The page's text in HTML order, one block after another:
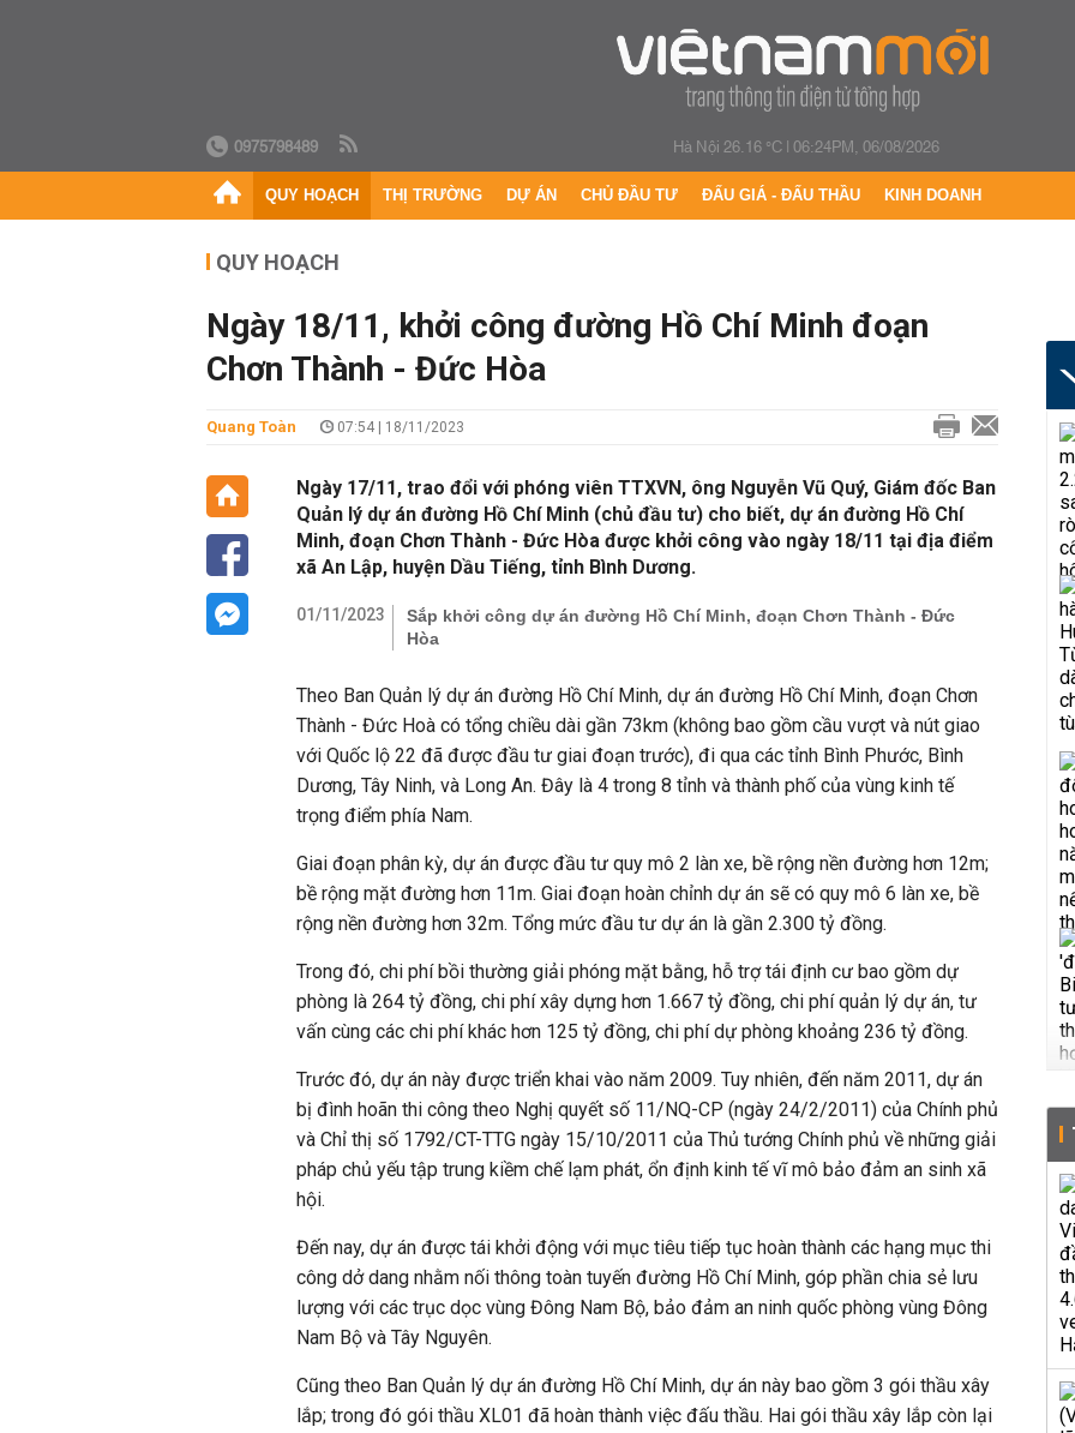
0975798489 Hà Nội 26.16 °C|06:24PM, 06/08/2026
QUY HOẠCH THỊ TRƯỜNG DỰ ÁN CHỦ ĐẦU TƯ ĐẤU GIÁ - ĐẤU THẦU KINH DOANH
QUY HOẠCH
Ngày 18/11, khởi công đường Hồ Chí Minh đoạn
Chơn Thành - Đức Hòa
Quang Toàn 07:54 | 18/11/2023
Ngày 17/11, trao đổi với phóng viên TTXVN, ông Nguyễn Vũ Quý, Giám đốc Ban
Quản lý dự án đường Hồ Chí Minh (chủ đầu tư) cho biết, dự án đường Hồ Chí
Minh, đoạn Chơn Thành - Đức Hòa được khởi công vào ngày 18/11 tại địa điểm
xã An Lập, huyện Dầu Tiếng, tỉnh Bình Dương.
01/11/2023
Sắp khởi công dự án đường Hồ Chí Minh, đoạn Chơn Thành - Đức
Hòa
Theo Ban Quản lý dự án đường Hồ Chí Minh, dự án đường Hồ Chí Minh, đoạn Chơn
Thành - Đức Hoà có tổng chiều dài gần 73km (không bao gồm cầu vượt và nút giao
với Quốc lộ 22 đã được đầu tư giai đoạn trước), đi qua các tỉnh Bình Phước, Bình
Dương, Tây Ninh, và Long An. Đây là 4 trong 8 tỉnh và thành phố của vùng kinh tế
trọng điểm phía Nam.
Giai đoạn phân kỳ, dự án được đầu tư quy mô 2 làn xe, bề rộng nền đường hơn 12m;
bề rộng mặt đường hơn 11m. Giai đoạn hoàn chỉnh dự án sẽ có quy mô 6 làn xe, bề
rộng nền đường hơn 32m. Tổng mức đầu tư dự án là gần 2.300 tỷ đồng.
Trong đó, chi phí bồi thường giải phóng mặt bằng, hỗ trợ tái định cư bao gồm dự
phòng là 264 tỷ đồng, chi phí xây dựng hơn 1.667 tỷ đồng, chi phí quản lý dự án, tư
vấn cùng các chi phí khác hơn 125 tỷ đồng, chi phí dự phòng khoảng 236 tỷ đồng.
Trước đó, dự án này được triển khai vào năm 2009. Tuy nhiên, đến năm 2011, dự án
bị đình hoãn thi công theo Nghị quyết số 11/NQ-CP (ngày 24/2/2011) của Chính phủ
và Chỉ thị số 1792/CT-TTG ngày 15/10/2011 của Thủ tướng Chính phủ về những giải
pháp chủ yếu tập trung kiềm chế lạm phát, ổn định kinh tế vĩ mô bảo đảm an sinh xã
hội.
Đến nay, dự án được tái khởi động với mục tiêu tiếp tục hoàn thành các hạng mục thi
công dở dang nhằm nối thông toàn tuyến đường Hồ Chí Minh, góp phần chia sẻ lưu
lượng với các trục dọc vùng Đông Nam Bộ, bảo đảm an ninh quốc phòng vùng Đông
Nam Bộ và Tây Nguyên.
Cũng theo Ban Quản lý dự án đường Hồ Chí Minh, dự án này bao gồm 3 gói thầu xây
lắp; trong đó gói thầu XL01 đã hoàn thành việc đấu thầu. Hai gói thầu xây lắp còn lại